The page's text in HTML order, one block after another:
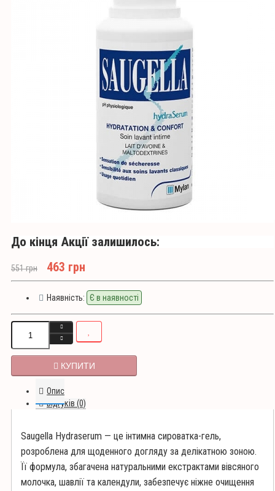
До кінця Акції залишилось:
551 грн 463 грн
Наявність: Є в наявності
КУПИТИ
Опис
Відгуків (0)
Saugella Hydraserum — це інтимна сироватка-гель,
розроблена для щоденного догляду за делікатною зоною.
Її формула, збагачена натуральними екстрактами вівсяного
молочка, шавлії та календули, забезпечує ніжне очищення